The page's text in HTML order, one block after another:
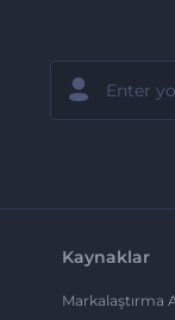
Kaynaklar
Markalaştırma